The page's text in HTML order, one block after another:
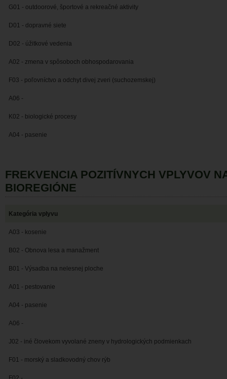
G01 - outdoorové, športové a rekreačné aktivity
D01 - dopravné siete
D02 - úžitkové vedenia
A02 - zmena v spôsoboch obhospodarovania
F03 - poľovníctvo a odchyt divej zveri (suchozemskej)
A06 -
K02 - biologické procesy
A04 - pasenie
FREKVENCIA POZITÍVNYCH VPLYVOV
BIOREGIÓNE
Kategória vplyvu
A03 - kosenie
B02 - Obnova lesa a manažment
B01 - Výsadba na nelesnej ploche
A01 - pestovanie
A04 - pasenie
A06 -
J02 - iné človekom vyvolané zneny v hydrologických podmienkach
F01 - morský a sladkovodný chov rýb